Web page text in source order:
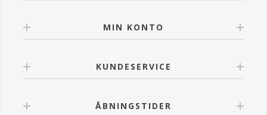
MIN KONTO
KUNDESERVICE
ÅBNINGSTIDER